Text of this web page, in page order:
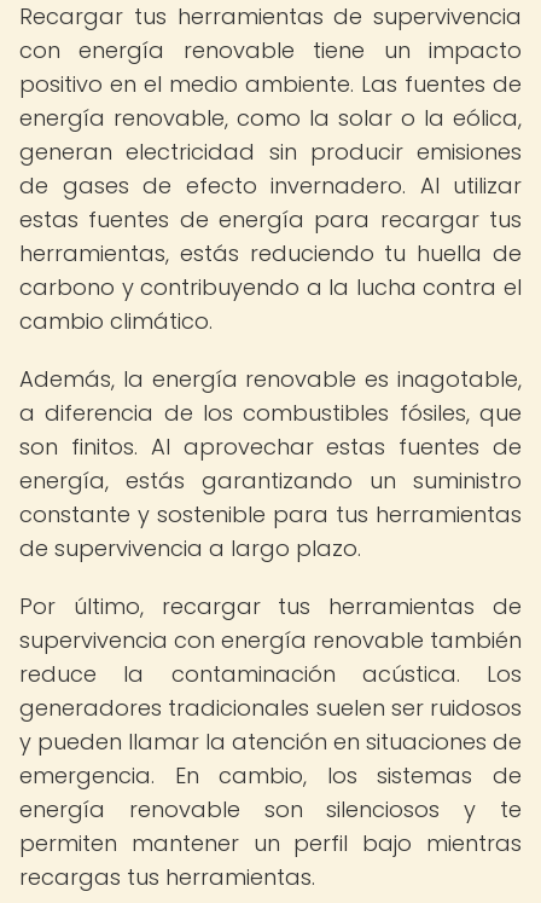
Recargar tus herramientas de supervivencia
con energía renovable tiene un impacto
positivo en el medio ambiente. Las fuentes de
energía renovable, como la solar o la eólica,
generan electricidad sin producir emisiones
de gases de efecto invernadero. Al utilizar
estas fuentes de energía para recargar tus
herramientas, estás reduciendo tu huella de
carbono y contribuyendo a la lucha contra el
cambio climático.
Además, la energía renovable es inagotable,
a diferencia de los combustibles fósiles, que
son finitos. Al aprovechar estas fuentes de
energía, estás garantizando un suministro
constante y sostenible para tus herramientas
de supervivencia a largo plazo.
Por último, recargar tus herramientas de
supervivencia con energía renovable también
reduce la contaminación acústica. Los
generadores tradicionales suelen ser ruidosos
y pueden llamar la atención en situaciones de
emergencia. En cambio, los sistemas de
energía renovable son silenciosos y te
permiten mantener un perfil bajo mientras
recargas tus herramientas.